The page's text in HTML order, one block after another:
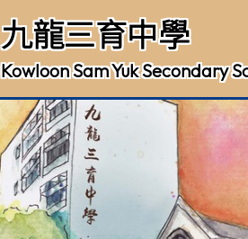
九龍三育中學
Kowloon Sam Yuk Secondary